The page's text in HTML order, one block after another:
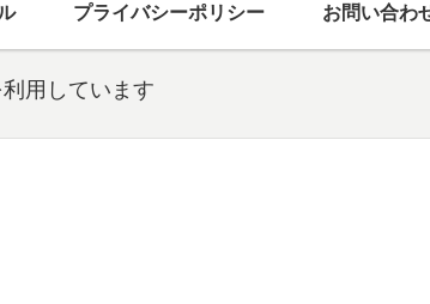
プライバシーポリシー お問い合わ
用しています